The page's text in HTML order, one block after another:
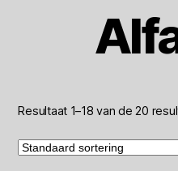
Resultaat 1–18 van de 20